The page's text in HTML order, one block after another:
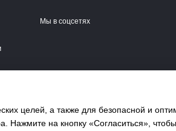
Мы в соцсетях
целей, а также для безопасной и
Нажмите на кнопку «Согласиться»,